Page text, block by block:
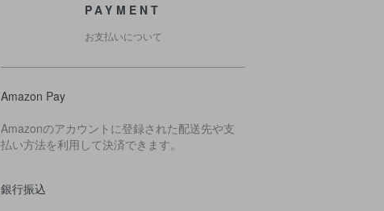
PAYMENT
お支払いについて
Amazon Pay
Amazonのアカウントに登録された配送先や支
払い方法を利用して決済できます。
銀行振込